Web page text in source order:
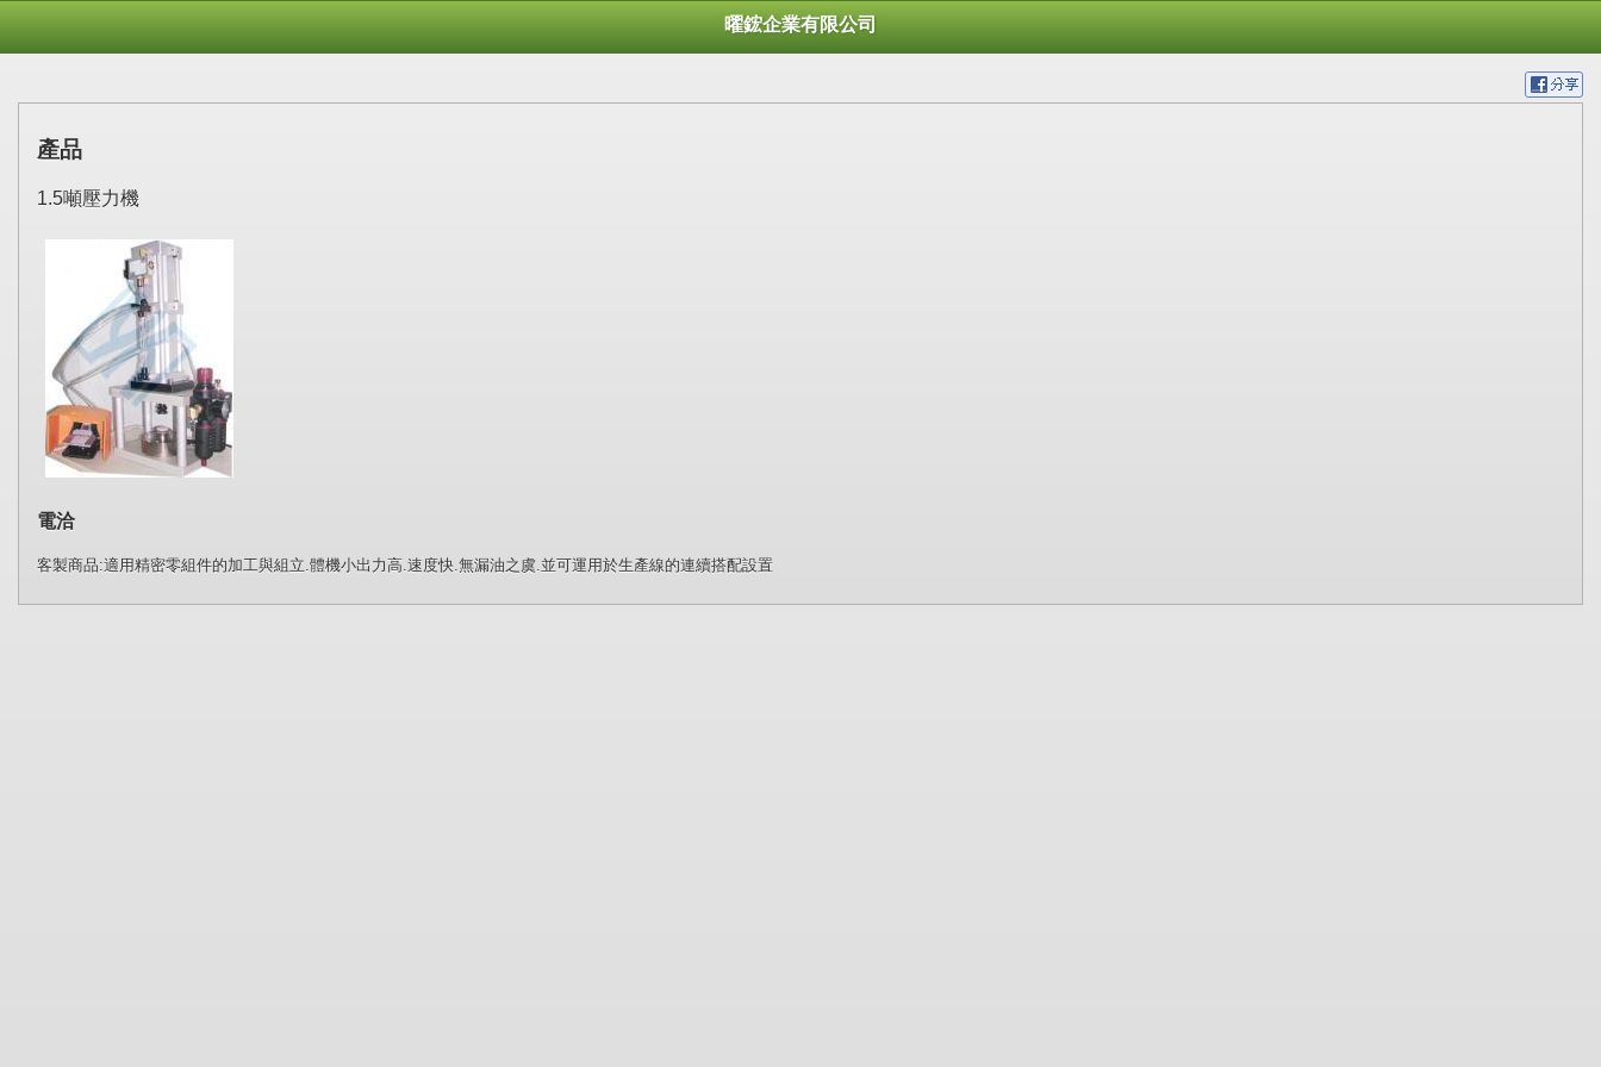
曜鋐企業有限公司
產品
1.5噸壓力機
電洽
客製商品:適用精密零組件的加工與組立.體機小出力高.速度快.無漏油之虞.並可運用於生產線的連續搭配設置